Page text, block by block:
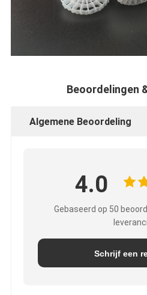
Beoordelingen
Algemene Beoordeling
4.0
Gebaseerd op 50
Schrijf een